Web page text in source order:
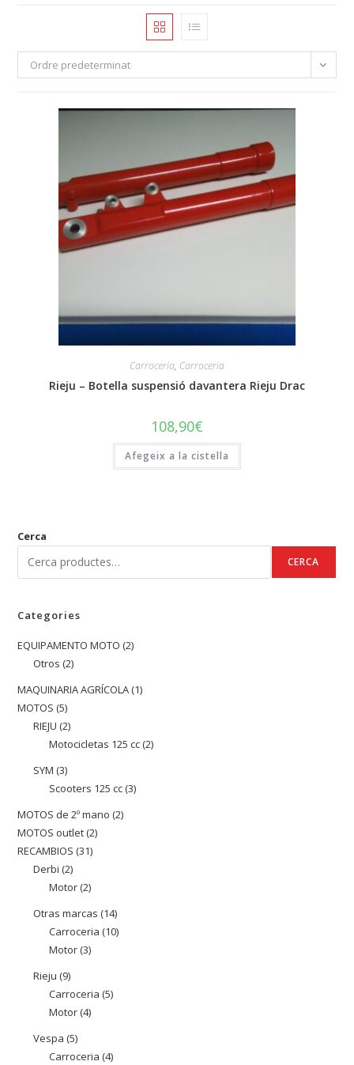
Ordre predeterminat
Carroceria, Carroceria
Rieju – Botella suspensió davantera Rieju Drac
108,90€
Afegeix a la cistella
Cerca
CERCA
Categories
EQUIPAMENTO MOTO 22
Otros 22
productes
MAQUINARIA AGRÍCOLA 11
MOTOS 55
productes
RIEJU 22
productes
Motocicletas 125 cc 22
SYM 33
productes
Scooters 125 cc 33
MOTOS de 2º mano 22
MOTOS outlet 22
RECAMBIOS 3131
Derbi 22
productes
Motor 22
productes
Otras marcas 1414
productes
Carroceria 1010
Motor 33
Rieju 99
productes
Carroceria 55
Motor 44
Vespa 55
productes
Carroceria 44